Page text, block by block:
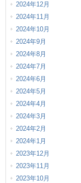
2024年12月
2024年11月
2024年10月
2024年9月
2024年8月
2024年7月
2024年6月
2024年5月
2024年4月
2024年3月
2024年2月
2024年1月
2023年12月
2023年11月
2023年10月